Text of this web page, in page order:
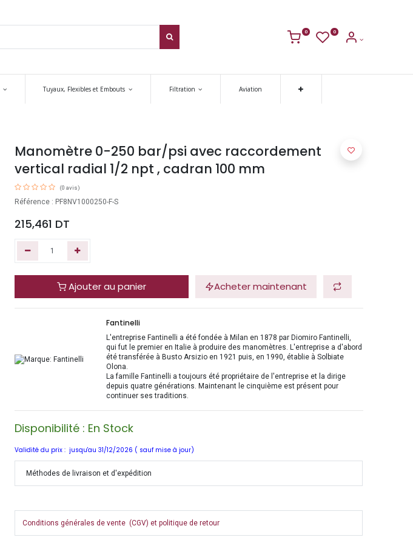
0 0
Tuyaux, Flexibles et Embouts Filtration Aviation
Manomètre 0-250 bar/psi avec raccordement
vertical radial 1/2 npt , cadran 100 mm
(0 avis)
Référence : PF8NV1000250-F-S
215,461 DT
Ajouter au panier Acheter maintenant
Fantinelli
L'entreprise Fantinelli a été fondée à Milan en 1878 par Diomiro Fantinelli,
qui fut le premier en Italie à produire des manomètres. L'entreprise a d'abord
été transférée à Busto Arsizio en 1921 puis, en 1990, établie à Solbiate
Olona.
La famille Fantinelli a toujours été propriétaire de l'entreprise et la dirige
depuis quatre générations. Maintenant le cinquième est présent pour
continuer ses traditions.
Disponibilité : En Stock
Validité du prix : jusqu'au 31/12/2026 ( sauf mise à jour)
Méthodes de livraison et d'expédition
Conditions générales de vente (CGV) et politique de retour